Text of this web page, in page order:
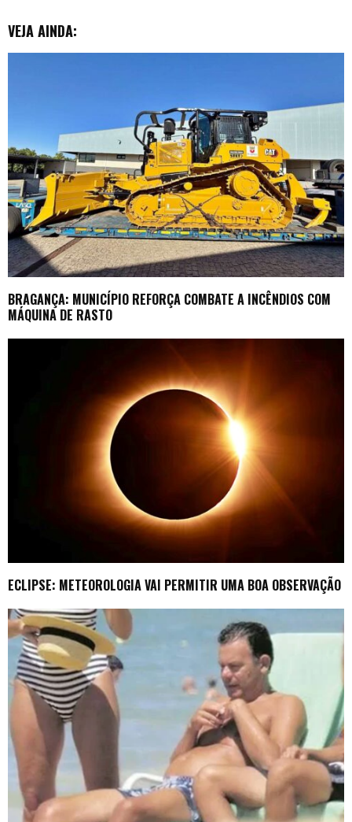
VEJA AINDA:
BRAGANÇA: MUNICÍPIO REFORÇA COMBATE A INCÊNDIOS COM
MÁQUINA DE RASTO
ECLIPSE: METEOROLOGIA VAI PERMITIR UMA BOA OBSERVAÇÃO